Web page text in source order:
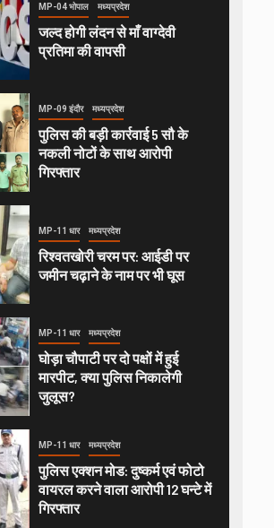
MP-04 भोपाल मध्यप्रदेश
जल्द होगी लंदन से माँ वाग्देवी
प्रतिमा की वापसी
MP-09 इंदौर मध्यप्रदेश
पुलिस की बड़ी कार्रवाई 5 सौ के
नकली नोटों के साथ आरोपी
गिरफ्तार
MP-11 धार मध्यप्रदेश
रिश्वतखोरी चरम पर: आईडी पर
जमीन चढ़ाने के नाम पर भी घूस
MP-11 धार मध्यप्रदेश
घोड़ा चौपाटी पर दो पक्षों में हुई
मारपीट, क्या पुलिस निकालेगी
जुलूस?
MP-11 धार मध्यप्रदेश
पुलिस एक्शन मोड: दुष्कर्म एवं फोटो
वायरल करने वाला आरोपी 12 घन्टे में
गिरफ्तार